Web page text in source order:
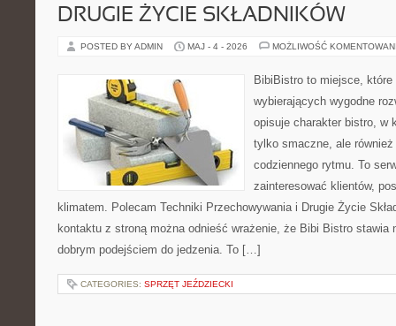
DRUGIE ŻYCIE SKŁADNIKÓW
POSTED BY ADMIN MAJ - 4 - 2026 MOŻLIWOŚĆ
BibiBistro to miejsce,
wybierających wygodne
opisuje charakter bistro, w
tylko smaczne, ale również
codziennego rytmu. To
zainteresować klientów,
klimatem. Polecam Techniki Przechowywania i Drugie Życie
kontaktu z stroną można odnieść wrażenie, że Bibi Bistro stawia
dobrym podejściem do jedzenia. To […]
CATEGORIES: SPRZĘT JEŹDZIECKI